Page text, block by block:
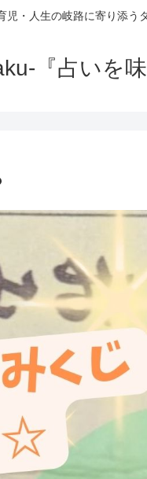
児・人生の岐路に寄り添
『占いを